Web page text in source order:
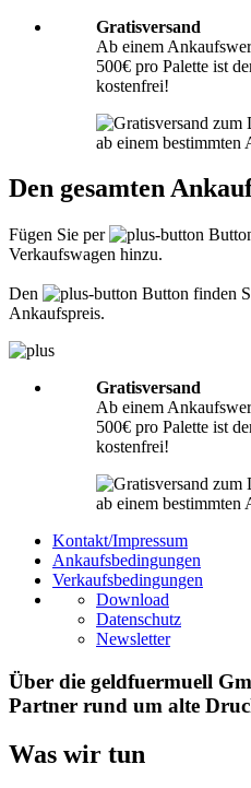
sich um hochempfindliche
eine sichere Transportverpackung
der Sendung gegen Beanspruchungen,
Versandes ausgesetzt ist (z.B. durch
Informationen hierzu finden Sie unter
Bitte legen Sie Ihrer Lieferung immer
Angaben bei: Firmenname,
Faxnummer, Email-Adresse und
senden, benötigen wir nur Ihren
Tinten ist nicht erforderlich.
Gratisversand
Ab einem
500€ pro Palette ist
kostenfrei!
Den gesamten
Fügen Sie per
Verkaufswagen hinzu.
Den
Button finden
Ankaufspreis.
Gratisversand
Ab einem
500€ pro Palette ist
kostenfrei!
Kontakt/Impressum
Ankaufsbedingungen
Verkaufsbedingungen
Download
Datenschutz
Newsletter
Über die geldfuermuell
Partner rund um alte
Was wir tun